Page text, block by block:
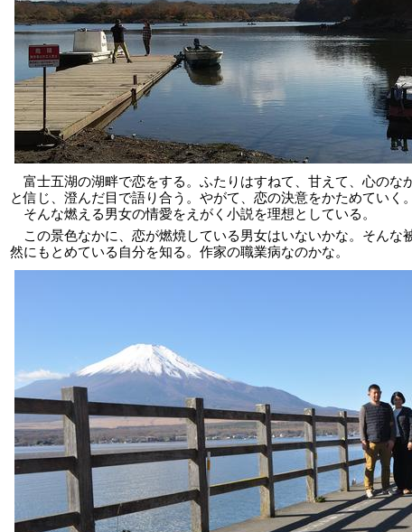
富士五湖の湖畔で恋をする。ふたりはすねて、甘えて、心のな
と信じ、澄んだ目で語り合う。やがて、恋の決意をかためていく。
そんな燃える男女の情愛をえがく小説を理想としている。
この景色なかに、恋が燃焼している男女はいないかな。そんな
然にもとめている自分を知る。作家の職業病なのかな。